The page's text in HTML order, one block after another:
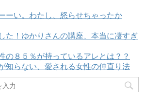
ーい。わたし、怒らせちゃったか
た！ゆかりさんの講座、本当に凄すぎ
の８５％が持っているアレとは？？
知らない、愛される女性の仲直り法